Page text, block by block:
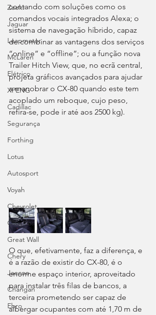
Zeekr
Jaguar
Leapmotor
McLaren
Elétrico
XPENG
Cadillac
Segurança
Forthing
Lotus
Autosport
Voyah
Chevrolet
Clássicos
Great Wall
Chery
Jaecoo
Changan
Ebro
contando com soluções como os
comandos vocais integrados Alexa; o
sistema de navegação híbrido, capaz
de combinar as vantagens dos serviços
“online” e “offline”; ou a função nova
Trailer Hitch View, que, no ecrã central,
projeta gráficos avançados para ajudar
a manobrar o CX-80 quando este tem
acoplado um reboque, cujo peso,
refira-se, pode ir até aos 2500 kg).
O que, efetivamente, faz a diferença, e
é a razão de existir do CX-80, é o
enorme espaço interior, aproveitado
para instalar três filas de bancos, a
terceira prometendo ser capaz de
albergar ocupantes com até 1,70 m de